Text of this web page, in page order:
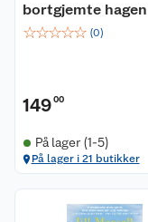
bortgjemte hagen
☆☆☆☆☆ (0)
14900
På lager (1-5)
På lager i 21 butikker
Om oss
Kundeservice
Kontakt oss